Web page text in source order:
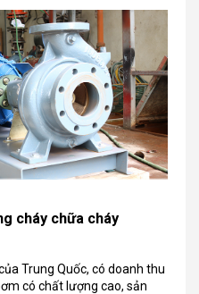
cháy chữa cháy
Trung Quốc, có doanh thu
có chất lượng cao, sản